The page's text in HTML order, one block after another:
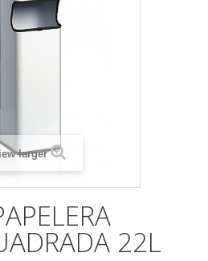
larger
22L